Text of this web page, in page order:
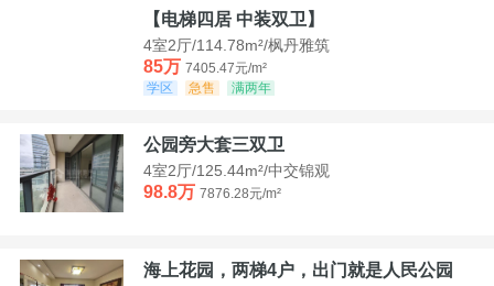
【电梯四居 中装双卫】
4室2厅/114.78m²/枫丹雅筑
85万 7405.47元/m²
学区
急售 满两年
公园旁大套三双卫
4室2厅/125.44m²/中交锦观
98.8万 7876.28元/m²
海上花园，两梯4户，出门就是人民公园